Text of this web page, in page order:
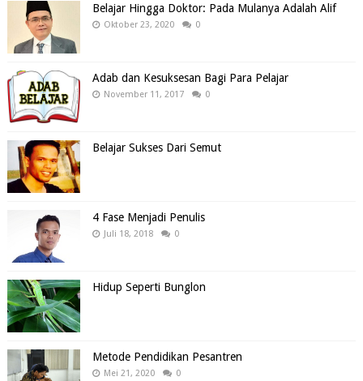
Belajar Hingga Doktor: Pada Mulanya Adalah Alif
Oktober 23, 2020 0
Adab dan Kesuksesan Bagi Para Pelajar
November 11, 2017 0
Belajar Sukses Dari Semut
4 Fase Menjadi Penulis
Juli 18, 2018 0
Hidup Seperti Bunglon
Metode Pendidikan Pesantren
Mei 21, 2020 0